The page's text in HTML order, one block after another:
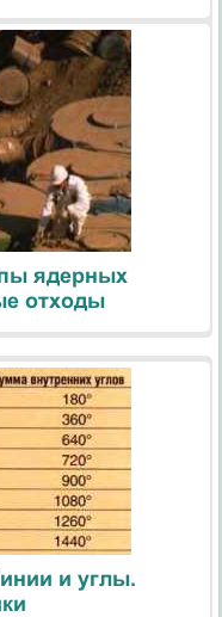
ядерных
отходы
и углы.